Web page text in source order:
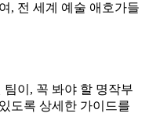
, 전 세계 예술 애호가들
이, 꼭 봐야 할 명작부
도록 상세한 가이드를